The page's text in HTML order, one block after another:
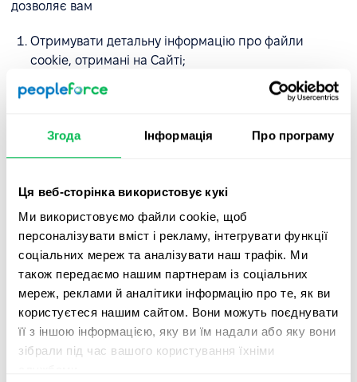
Згода Інформація Про програму
Ця веб-сторінка використовує кукі
Ми використовуємо файли cookie, щоб
персоналізувати вміст і рекламу, інтегрувати функції
соціальних мереж та аналізувати наш трафік. Ми
також передаємо нашим партнерам із соціальних
мереж, реклами й аналітики інформацію про те, як ви
користуєтеся нашим сайтом. Вони можуть поєднувати
її з іншою інформацією, яку ви їм надали або яку вони
зібрали під час вашого користування їхніми
дозволяє вам
Отримувати детальну інформацію про файли
cookie, отримані на Сайті;
Надавати та відкликати свою згоду на
партнерами необов'язкових файлів cookie;
Змінювати попередньо вибрані налаштування.
Якщо ви використовуєте комп'ютер і новий браузер і
хочете видалити файли cookie, які вже встановлені на
вашому комп'ютері, натисніть одночасно CTRL + SHIFT +
DELETE.
Якщо гарячі клавіші не працюють у вашому браузері,
відвідайте сайт підтримки відповідного браузера:
GoogleChrome - https://support.google.com